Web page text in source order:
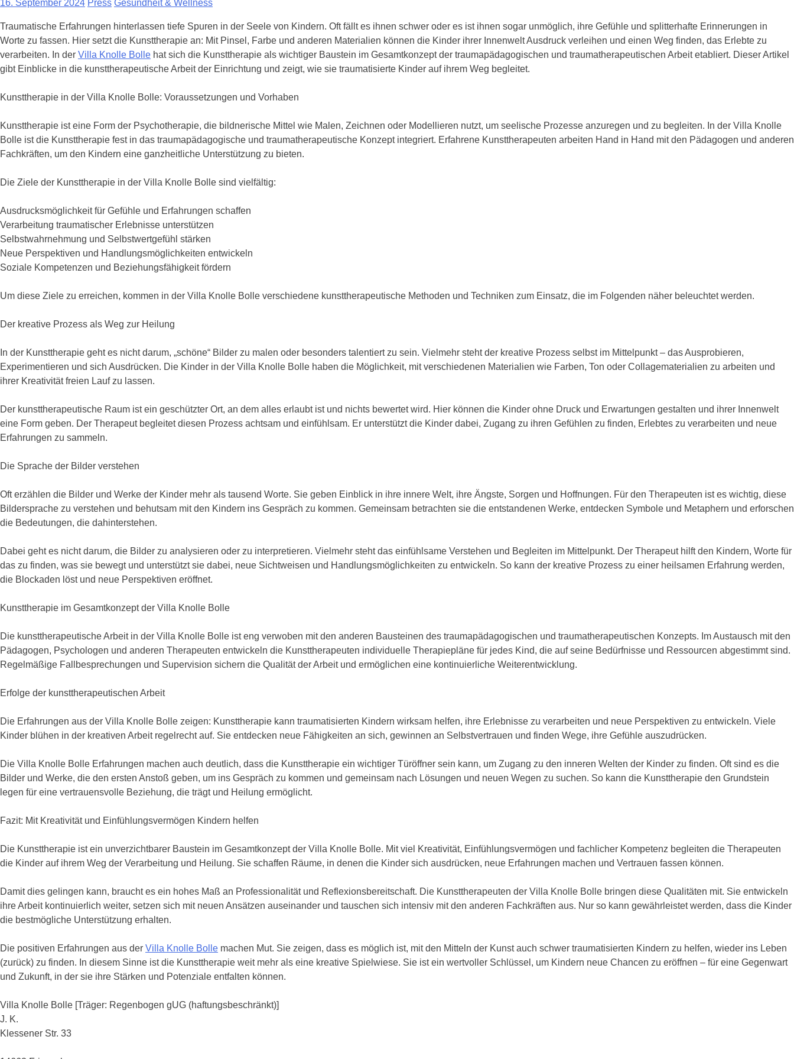
16. September 2024 Press Gesundheit & Wellness
Traumatische Erfahrungen hinterlassen tiefe Spuren in der Seele von Kindern. Oft fällt es ihnen schwer oder es ist ihnen sogar unmöglich, ihre Gefühle und splitterhafte Erinnerungen in
Worte zu fassen. Hier setzt die Kunsttherapie an: Mit Pinsel, Farbe und anderen Materialien können die Kinder ihrer Innenwelt Ausdruck verleihen und einen Weg finden, das Erlebte zu
verarbeiten. In der Villa Knolle Bolle hat sich die Kunsttherapie als wichtiger Baustein im Gesamtkonzept der traumapädagogischen und traumatherapeutischen Arbeit etabliert. Dieser Artikel
gibt Einblicke in die kunsttherapeutische Arbeit der Einrichtung und zeigt, wie sie traumatisierte Kinder auf ihrem Weg begleitet.
Kunsttherapie in der Villa Knolle Bolle: Voraussetzungen und Vorhaben
Kunsttherapie ist eine Form der Psychotherapie, die bildnerische Mittel wie Malen, Zeichnen oder Modellieren nutzt, um seelische Prozesse anzuregen und zu begleiten. In der Villa Knolle
Bolle ist die Kunsttherapie fest in das traumapädagogische und traumatherapeutische Konzept integriert. Erfahrene Kunsttherapeuten arbeiten Hand in Hand mit den Pädagogen und anderen
Fachkräften, um den Kindern eine ganzheitliche Unterstützung zu bieten.
Die Ziele der Kunsttherapie in der Villa Knolle Bolle sind vielfältig:
Ausdrucksmöglichkeit für Gefühle und Erfahrungen schaffen
Verarbeitung traumatischer Erlebnisse unterstützen
Selbstwahrnehmung und Selbstwertgefühl stärken
Neue Perspektiven und Handlungsmöglichkeiten entwickeln
Soziale Kompetenzen und Beziehungsfähigkeit fördern
Um diese Ziele zu erreichen, kommen in der Villa Knolle Bolle verschiedene kunsttherapeutische Methoden und Techniken zum Einsatz, die im Folgenden näher beleuchtet werden.
Der kreative Prozess als Weg zur Heilung
In der Kunsttherapie geht es nicht darum, „schöne“ Bilder zu malen oder besonders talentiert zu sein. Vielmehr steht der kreative Prozess selbst im Mittelpunkt – das Ausprobieren,
Experimentieren und sich Ausdrücken. Die Kinder in der Villa Knolle Bolle haben die Möglichkeit, mit verschiedenen Materialien wie Farben, Ton oder Collagematerialien zu arbeiten und
ihrer Kreativität freien Lauf zu lassen.
Der kunsttherapeutische Raum ist ein geschützter Ort, an dem alles erlaubt ist und nichts bewertet wird. Hier können die Kinder ohne Druck und Erwartungen gestalten und ihrer Innenwelt
eine Form geben. Der Therapeut begleitet diesen Prozess achtsam und einfühlsam. Er unterstützt die Kinder dabei, Zugang zu ihren Gefühlen zu finden, Erlebtes zu verarbeiten und neue
Erfahrungen zu sammeln.
Die Sprache der Bilder verstehen
Oft erzählen die Bilder und Werke der Kinder mehr als tausend Worte. Sie geben Einblick in ihre innere Welt, ihre Ängste, Sorgen und Hoffnungen. Für den Therapeuten ist es wichtig, diese
Bildersprache zu verstehen und behutsam mit den Kindern ins Gespräch zu kommen. Gemeinsam betrachten sie die entstandenen Werke, entdecken Symbole und Metaphern und erforschen
die Bedeutungen, die dahinterstehen.
Dabei geht es nicht darum, die Bilder zu analysieren oder zu interpretieren. Vielmehr steht das einfühlsame Verstehen und Begleiten im Mittelpunkt. Der Therapeut hilft den Kindern, Worte für
das zu finden, was sie bewegt und unterstützt sie dabei, neue Sichtweisen und Handlungsmöglichkeiten zu entwickeln. So kann der kreative Prozess zu einer heilsamen Erfahrung werden,
die Blockaden löst und neue Perspektiven eröffnet.
Kunsttherapie im Gesamtkonzept der Villa Knolle Bolle
Die kunsttherapeutische Arbeit in der Villa Knolle Bolle ist eng verwoben mit den anderen Bausteinen des traumapädagogischen und traumatherapeutischen Konzepts. Im Austausch mit den
Pädagogen, Psychologen und anderen Therapeuten entwickeln die Kunsttherapeuten individuelle Therapiepläne für jedes Kind, die auf seine Bedürfnisse und Ressourcen abgestimmt sind.
Regelmäßige Fallbesprechungen und Supervision sichern die Qualität der Arbeit und ermöglichen eine kontinuierliche Weiterentwicklung.
Erfolge der kunsttherapeutischen Arbeit
Die Erfahrungen aus der Villa Knolle Bolle zeigen: Kunsttherapie kann traumatisierten Kindern wirksam helfen, ihre Erlebnisse zu verarbeiten und neue Perspektiven zu entwickeln. Viele
Kinder blühen in der kreativen Arbeit regelrecht auf. Sie entdecken neue Fähigkeiten an sich, gewinnen an Selbstvertrauen und finden Wege, ihre Gefühle auszudrücken.
Die Villa Knolle Bolle Erfahrungen machen auch deutlich, dass die Kunsttherapie ein wichtiger Türöffner sein kann, um Zugang zu den inneren Welten der Kinder zu finden. Oft sind es die
Bilder und Werke, die den ersten Anstoß geben, um ins Gespräch zu kommen und gemeinsam nach Lösungen und neuen Wegen zu suchen. So kann die Kunsttherapie den Grundstein
legen für eine vertrauensvolle Beziehung, die trägt und Heilung ermöglicht.
Fazit: Mit Kreativität und Einfühlungsvermögen Kindern helfen
Die Kunsttherapie ist ein unverzichtbarer Baustein im Gesamtkonzept der Villa Knolle Bolle. Mit viel Kreativität, Einfühlungsvermögen und fachlicher Kompetenz begleiten die Therapeuten
die Kinder auf ihrem Weg der Verarbeitung und Heilung. Sie schaffen Räume, in denen die Kinder sich ausdrücken, neue Erfahrungen machen und Vertrauen fassen können.
Damit dies gelingen kann, braucht es ein hohes Maß an Professionalität und Reflexionsbereitschaft. Die Kunsttherapeuten der Villa Knolle Bolle bringen diese Qualitäten mit. Sie entwickeln
ihre Arbeit kontinuierlich weiter, setzen sich mit neuen Ansätzen auseinander und tauschen sich intensiv mit den anderen Fachkräften aus. Nur so kann gewährleistet werden, dass die Kinder
die bestmögliche Unterstützung erhalten.
Die positiven Erfahrungen aus der Villa Knolle Bolle machen Mut. Sie zeigen, dass es möglich ist, mit den Mitteln der Kunst auch schwer traumatisierten Kindern zu helfen, wieder ins Leben
(zurück) zu finden. In diesem Sinne ist die Kunsttherapie weit mehr als eine kreative Spielwiese. Sie ist ein wertvoller Schlüssel, um Kindern neue Chancen zu eröffnen – für eine Gegenwart
und Zukunft, in der sie ihre Stärken und Potenziale entfalten können.
Villa Knolle Bolle [Träger: Regenbogen gUG (haftungsbeschränkt)]
J. K.
Klessener Str. 33